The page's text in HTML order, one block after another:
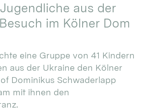
aus der
im Kölner Dom
eine Gruppe von 41 Kindern
aus der Ukraine den Kölner
Dominikus Schwaderlapp
mit ihnen den